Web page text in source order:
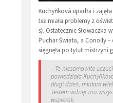
Kuchyňková upadła i
też miała problemy z
s). Ostatecznie Słowaczka
Puchar Świata, a Conolly –
sięgnęła po tytuł mistrzyni
– To niesamowite
powiedziała
długi dzień, miałam
Jestem wdzięczna
wspierali.